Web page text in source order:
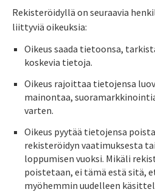
Rekisteröidyllä on seuraavia
liittyviä oikeuksia:
Oikeus saada tietoonsa,
koskevia tietoja.
Oikeus rajoittaa tietojensa
mainontaa,
varten.
Oikeus pyytää tietojensa
rekisteröidyn vaatimuksesta
loppumisen vuoksi. Mikäli
poistetaan, ei tämä estä sitä,
myöhemmin uudelleen